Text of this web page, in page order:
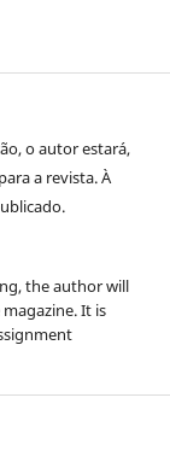
o autor estará,
a revista. À
the author will
It is